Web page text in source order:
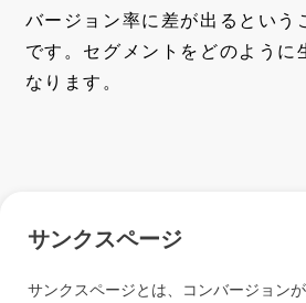
バージョン率に差が出るという
です。セグメントをどのように
なります。
サンクスページ
サンクスページとは、コンバージョン